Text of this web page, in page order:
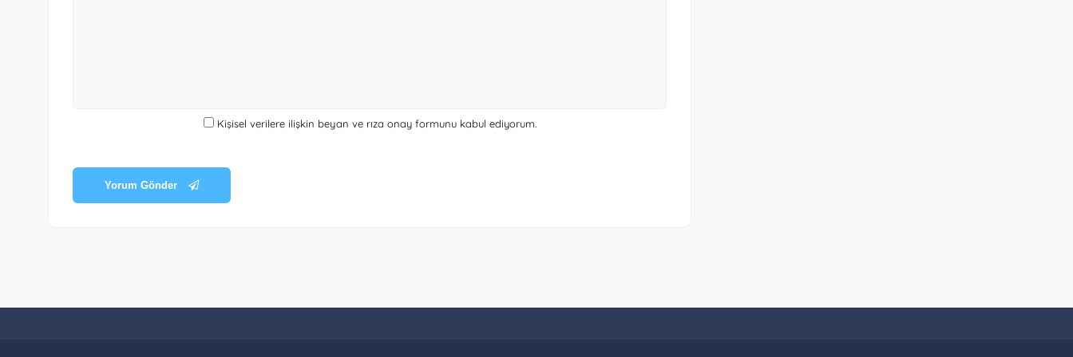
Kişisel verilere ilişkin beyan ve rıza onay formunukabul ediyorum.
Yorum Gönder